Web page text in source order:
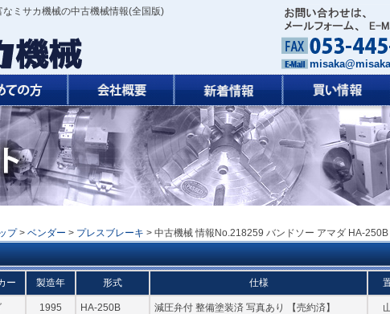
ミサカ機械の中古機械情報(全国版)
プ > ベンダー > プレスブレーキ > 中古機械 情報No.218259 バンドソー アマダ HA-250B
ー 製造年 形式 仕様
1995 HA-250B 減圧弁付 整備塗装済 写真あり 【売約済】